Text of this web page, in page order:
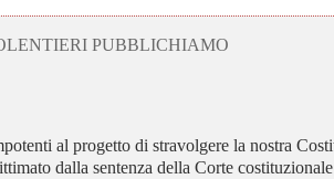
PUBBLICHIAMO
al progetto di stravolgere la nostra
dalla sentenza della Corte